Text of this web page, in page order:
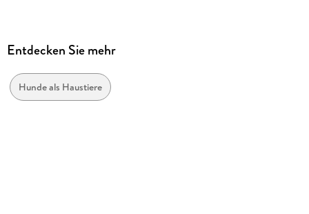
Verlag/Hersteller
Kopierschutz
mit Wasserzeichen versehen
Entdecken Sie mehr
Hunde als Haustiere